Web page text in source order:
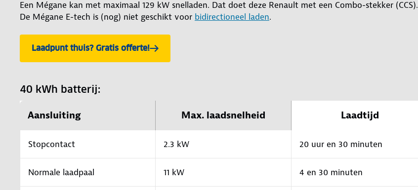
Een Mégane kan met maximaal 129 kW snelladen. Dat doet deze Renault met een Combo-stekker (CCS).
De Mégane E-tech is (nog) niet geschikt voor bidirectioneel laden.
Laadpunt thuis? Gratis offerte!
40 kWh batterij:
Aansluiting Max. laadsnelheid Laadtijd
Stopcontact 2.3 kW 20 uur en 30 minuten
Normale laadpaal 11 kW 4 en 30 minuten